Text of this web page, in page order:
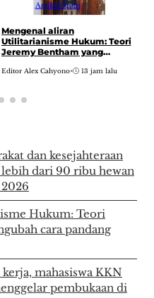
ArtikelOpini
Mengenal aliran
Utilitarianisme Hukum: Teori
Jeremy Bentham yang
tentang tujuan hukum
Editor Alex Cahyono• 13 jam lalu
dan kesejahteraan
dari 90 ribu hewan
Hukum: Teori
cara pandang
mahasiswa KKN
pembukaan di